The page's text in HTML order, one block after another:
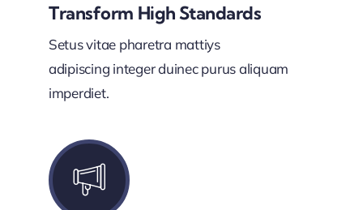
Transform High Standards
Setus vitae pharetra mattiys
adipiscing integer duinec purus aliquam
imperdiet.